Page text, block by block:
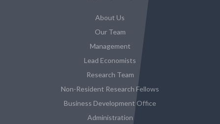
About Us
Our Team
Management
Lead Economists
Research Team
Non-Resident Research Fellows
Business Development Office
Administration